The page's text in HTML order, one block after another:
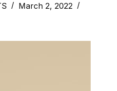
March 2, 2022